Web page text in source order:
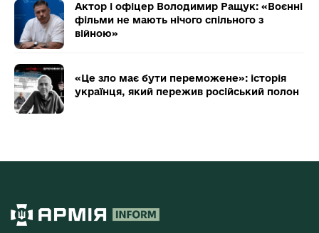
Актор і офіцер Володимир Ращук: «Воєнні
фільми не мають нічого спільного з
війною»
«Це зло має бути переможене»: історія
українця, який пережив російський полон